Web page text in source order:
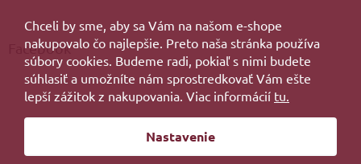
Chceli by sme, aby sa Vám na našom e-shope
nakupovalo čo najlepšie. Preto naša stránka používa
súbory cookies. Budeme radi, pokiaľ s nimi budete
súhlasiť a umožníte nám sprostredkovať Vám ešte
lepší zážitok z nakupovania. Viac informácií tu.
Nastavenie
Facebook
Vytvoril Shoptet